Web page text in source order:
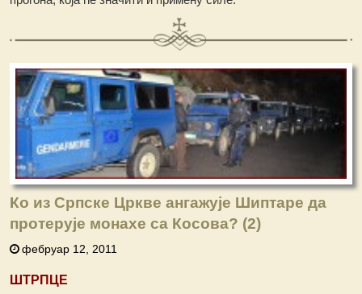
Ко из Српске Цркве ангажује Шиптаре да
протерује монахе са Косова? (2)
фебруар 12, 2011
ШТРПЦЕ